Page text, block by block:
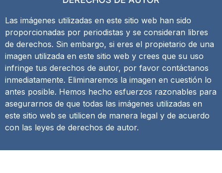
Las imágenes utilizadas en este sitio web han sido
proporcionadas por periodistas y se consideran libres
de derechos. Sin embargo, si eres el propietario de una
imagen utilizada en este sitio web y crees que su uso
infringe tus derechos de autor, por favor contáctanos
inmediatamente. Eliminaremos la imagen en cuestión lo
antes posible. Hemos hecho esfuerzos razonables para
asegurarnos de que todas las imágenes utilizadas en
este sitio web se utilicen de manera legal y de acuerdo
con las leyes de derechos de autor.